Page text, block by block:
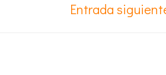
Entrada